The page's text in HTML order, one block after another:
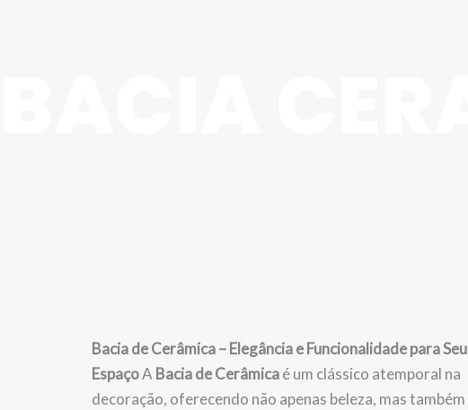
Bacia de Cerâmica – Elegância e Funcionalidade para Seu
EspaçoA Bacia de Cerâmicaé um clássico atemporal na
decoração, oferecendo não apenas beleza, mas também